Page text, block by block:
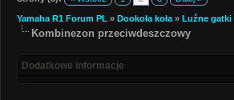
Yamaha R1 Forum PL » Dookoła koła » Luźne gatki
Kombinezon przeciwdeszczowy
Dodatkowe informacje